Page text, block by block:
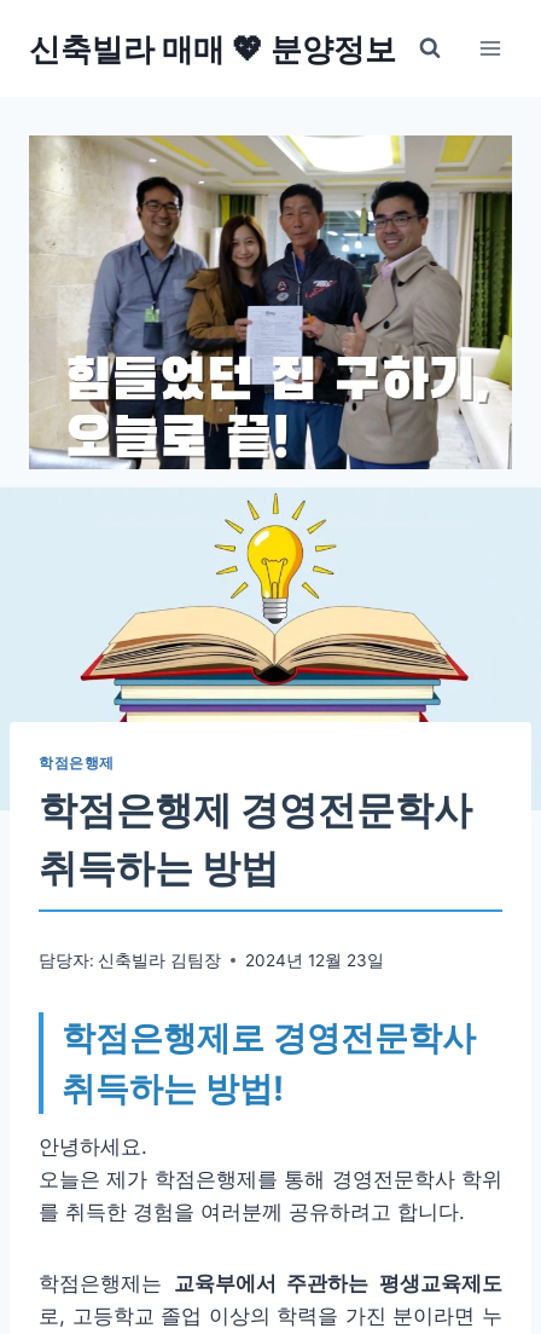
신축빌라 매매 💖 분양정보
학점은행제
학점은행제 경영전문학사
취득하는 방법
담당자: 신축빌라 김팀장 2024년 12월 23일
학점은행제로 경영전문학사
취득하는 방법!
안녕하세요.
오늘은 제가 학점은행제를 통해 경영전문학사 학위
를 취득한 경험을 여러분께 공유하려고 합니다.
학점은행제는
교육부에서 주관하는 평생교육제도
로, 고등학교 졸업 이상의 학력을 가진 분이라면 누